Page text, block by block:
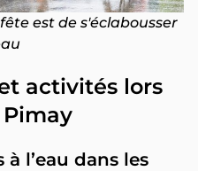
est de s'éclabousser
activités lors
l’eau dans les